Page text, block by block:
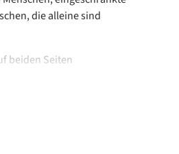
die alleine sind
beiden Seiten
Öse